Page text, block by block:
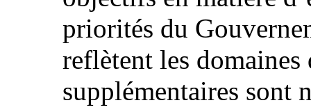
priorités du
reflètent les domaines
supplémentaires sont